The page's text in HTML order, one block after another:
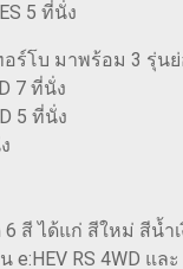
5 ที่นั่ง
อร์โบ มาพร้อม 3 รุ่น
ที่นั่ง
5 ที่นั่ง
สี ได้แก่ สีใหม่ สีน้ำ
e:HEV RS 4WD แล